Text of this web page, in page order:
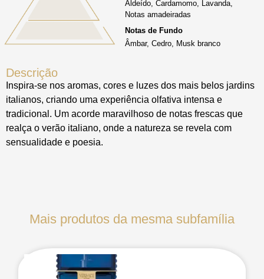
Descrição
Inspira-se nos aromas, cores e luzes dos mais belos jardins
italianos, criando uma experiência olfativa intensa e
tradicional. Um acorde maravilhoso de notas frescas que
realça o verão italiano, onde a natureza se revela com
sensualidade e poesia.
Aldeído, Cardamomo, Lavanda,
Notas amadeiradas
Notas de Fundo
Âmbar, Cedro, Musk branco
Mais produtos da mesma subfamília